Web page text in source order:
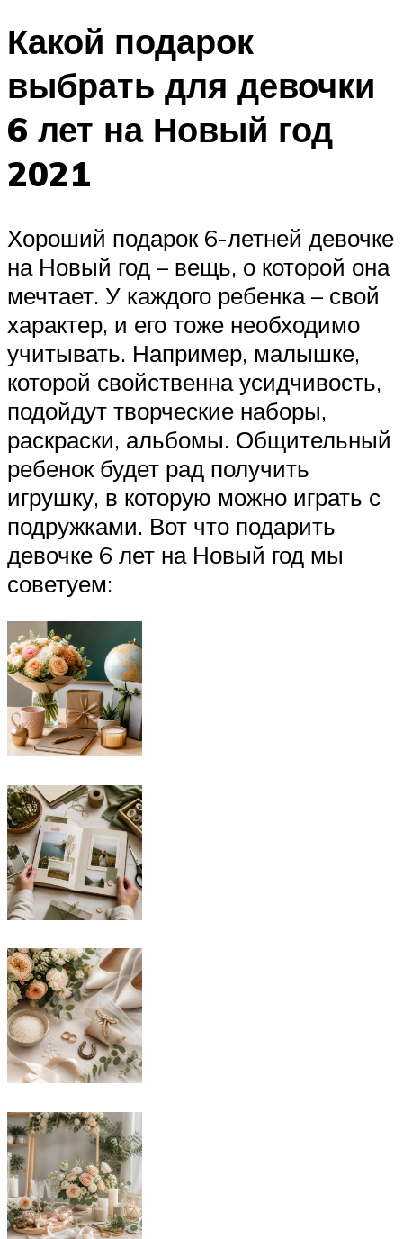
Какой подарок
выбрать для девочки
6 лет на Новый год
2021
Хороший подарок 6-летней девочке
на Новый год – вещь, о которой она
мечтает. У каждого ребенка – свой
характер, и его тоже необходимо
учитывать. Например, малышке,
которой свойственна усидчивость,
подойдут творческие наборы,
раскраски, альбомы. Общительный
ребенок будет рад получить
игрушку, в которую можно играть с
подружками. Вот что подарить
девочке 6 лет на Новый год мы
советуем: